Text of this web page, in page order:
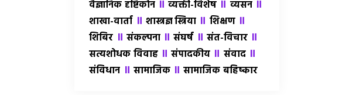
वैज्ञानिक दृष्टिकोन ॥व्यक्ती-विशेष ॥ व्यसन ॥
शाखा-वार्ता ॥ शास्त्रज्ञ स्त्रिया ॥ शिक्षण ॥
शिबिर ॥ संकल्पना ॥संघर्ष ॥संत-विचार ॥
सत्यशोधक विवाह ॥संपादकीय ॥ संवाद ॥
संविधान ॥ सामाजिक ॥सामाजिक बहिष्कार